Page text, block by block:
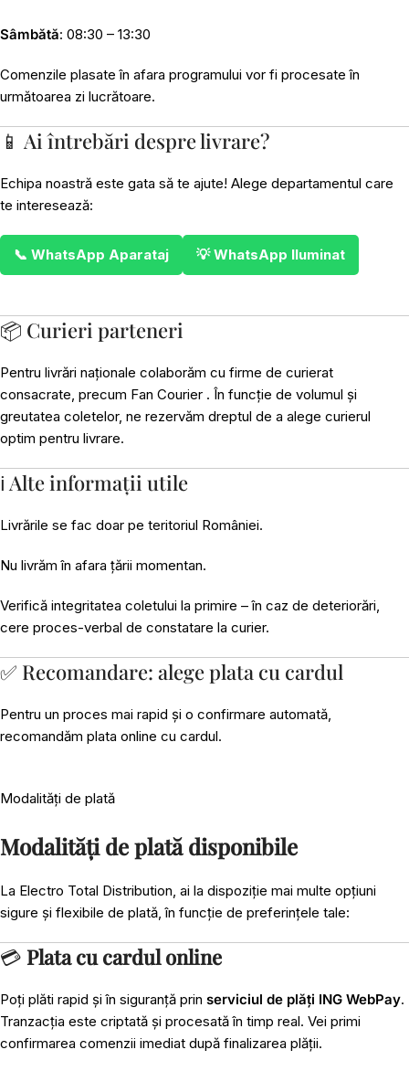
Sâmbătă: 08:30 – 13:30
Comenzile plasate în afara programului vor fi procesate în
următoarea zi lucrătoare.
📱 Ai întrebări despre livrare?
Echipa noastră este gata să te ajute! Alege departamentul care
te interesează:
📞 WhatsApp Aparataj 💡 WhatsApp Iluminat
📦 Curieri parteneri
Pentru livrări naționale colaborăm cu firme de curierat
consacrate, precum Fan Courier . În funcție de volumul și
greutatea coletelor, ne rezervăm dreptul de a alege curierul
optim pentru livrare.
ℹ️ Alte informații utile
Livrările se fac doar pe teritoriul României.
Nu livrăm în afara țării momentan.
Verifică integritatea coletului la primire – în caz de deteriorări,
cere proces-verbal de constatare la curier.
✅ Recomandare: alege plata cu cardul
Pentru un proces mai rapid și o confirmare automată,
recomandăm plata online cu cardul.
Modalități de plată
Modalități de plată disponibile
La Electro Total Distribution, ai la dispoziție mai multe opțiuni
sigure și flexibile de plată, în funcție de preferințele tale:
💳 Plata cu cardul online
Poți plăti rapid și în siguranță prin serviciul de plăți ING WebPay.
Tranzacția este criptată și procesată în timp real. Vei primi
confirmarea comenzii imediat după finalizarea plății.